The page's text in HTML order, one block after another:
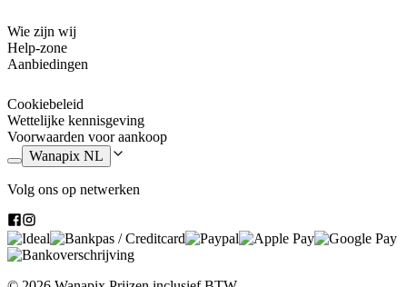
Wie zijn wij
Help-zone
Aanbiedingen
Cookiebeleid
Wettelijke kennisgeving
Voorwaarden voor aankoop
Wanapix NL
Volg ons op netwerken